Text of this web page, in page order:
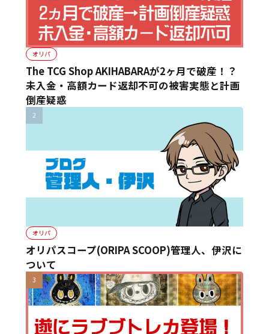
オリパ
The TCG Shop AKIHABARAが2ヶ月で破産！？
未入金・高額カード返却不可の被害実態と計画
倒産疑惑
オリパ
オリパスコープ(ORIPA SCOOP)管理人、伊沢に
ついて